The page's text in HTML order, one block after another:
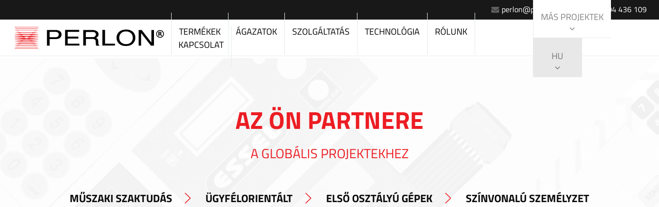
perlon@perlon.sk +420 604 436 109
TERMÉKEK ÁGAZATOK SZOLGÁLTATÁS TECHNOLÓGIA
RÓLUNK
KAPCSOLAT
MÁS PROJEKTEK
HU
AZ ÖN PARTNERE
A GLOBÁLIS PROJEKTEKHEZ
MŰSZAKI SZAKTUDÁS ÜGYFÉLORIENTÁLT ELSŐ OSZTÁLYÚ GÉPEK SZÍNVONALÚ SZEMÉLYZET